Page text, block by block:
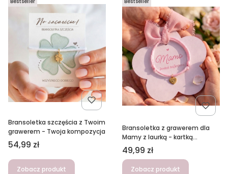
Bransoletka szczęścia z Twoim
grawerem - Twoja kompozycja
Cena
54,99 zł
Zobacz produkt
Bransoletka z grawerem dla
Mamy z laurką - kartką
kwiatem w kopercie
Cena
49,99 zł
Zobacz produkt